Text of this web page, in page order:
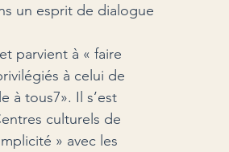
un esprit de dialogue
parvient à « faire
à celui de
à tous7». Il s’est
culturels de
» avec les